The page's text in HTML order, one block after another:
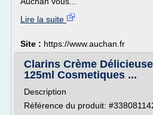
Lire la suite
Site : https://www.auchan.fr
Clarins Crème
125ml Cosmetiques ...
Description
Référence du produit: